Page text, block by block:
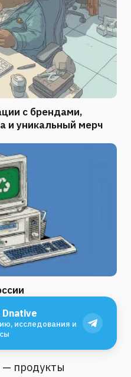
с брендами,
и уникальный мерч
исследования и
— продукты